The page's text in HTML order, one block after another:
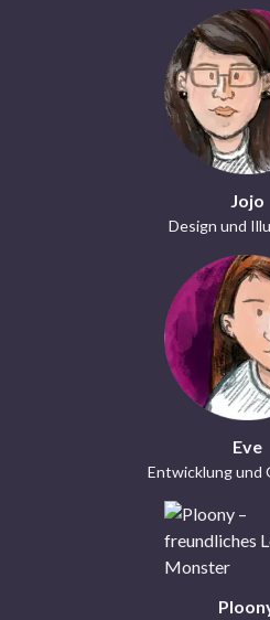
Jojo
Design und
Eve
Entwicklung und